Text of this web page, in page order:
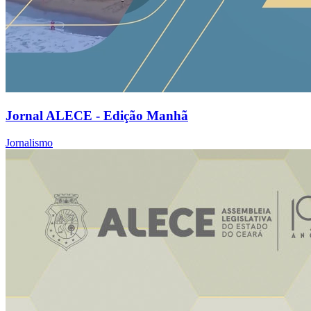
Jornal ALECE - Edição Manhã
Jornalismo